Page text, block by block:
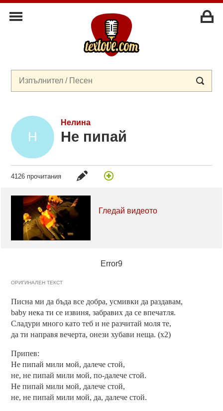
Нелина
Не пипай
4126 прочитания
Гледай видеото
Error9
ОРИГИНАЛЕН ТЕКСТ
Писна ми да бъда все добра, усмивки да раздавам,
baby нека ти се извиня, забравих да се впечатля.
Сладури много като теб и не разчитай моля те,
да ти направя вечерта, онези хубави неща. (x2)
Припев:
Не пипай мили мой, далече стой,
не, не пипай мили мой, по-далече стой.
Не пипай мили мой, далече стой,
не, не пипай мили мой, да, далече стой.